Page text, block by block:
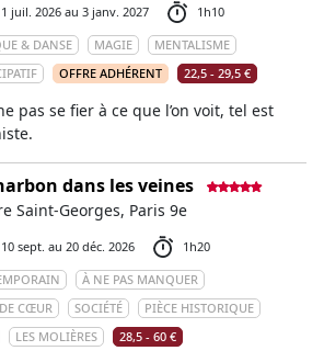
juil. 2026 au 3 janv. 2027
1h10
& DANSE
MAGIE
MENTALISME
OFFRE ADHÉRENT 22,5 - 29,5 €
pas se fier à ce que l’on voit, tel est
dans les veines
Saint-Georges, Paris 9e
sept. au 20 déc. 2026
1h20
À NE PAS MANQUER
CŒUR
SOCIÉTÉ
PIÈCE HISTORIQUE
LES MOLIÈRES 28,5 - 60 €